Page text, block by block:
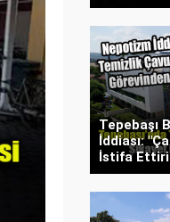
Tepebaşı
İddiası:
İstifa